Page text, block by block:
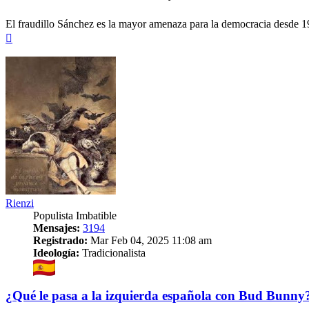
El fraudillo Sánchez es la mayor amenaza para la democracia desde
Rienzi
Populista Imbatible
Mensajes: 3194
Registrado: Mar Feb 04, 2025 11:08 am
Ideología: Tradicionalista
¿Qué le pasa a la izquierda española con Bud